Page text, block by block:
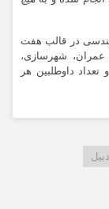
در قالب هفت
شهرسازی،
داوطلبین هر